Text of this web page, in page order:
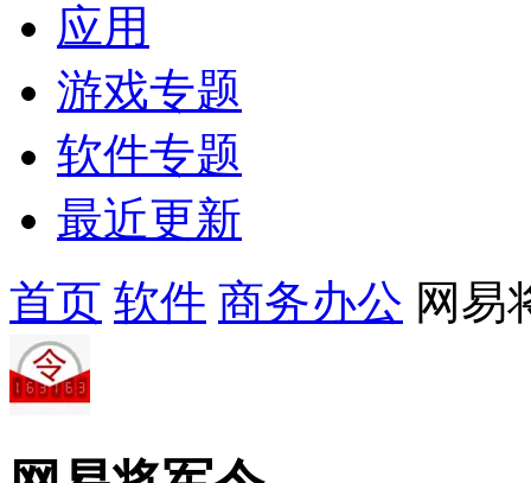
应用
游戏专题
软件专题
最近更新
首页 软件 商务办公 网易